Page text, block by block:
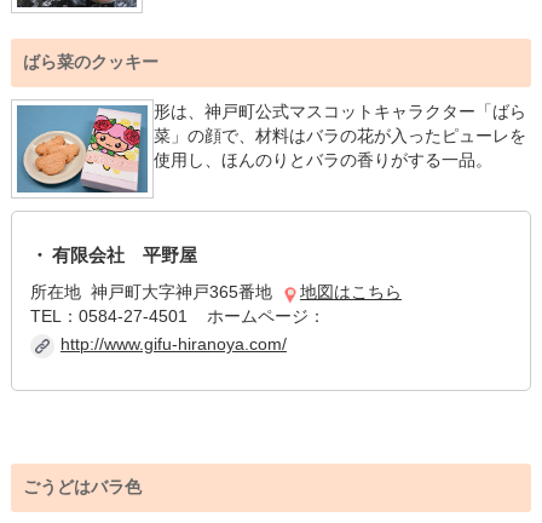
ばら菜のクッキー
形は、神戸町公式マスコットキャラクター「ばら
菜」の顔で、材料はバラの花が入ったピューレを
使用し、ほんのりとバラの香りがする一品。
有限会社 平野屋
所在地 神戸町大字神戸365番地
地図はこちら
TEL：0584-27-4501 ホームページ：
http://www.gifu-hiranoya.com/
ごうどはバラ色